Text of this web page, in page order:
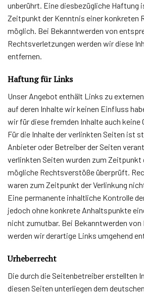
unberührt. Eine diesbezügliche Haftung
Zeitpunkt der Kenntnis einer konkreten
möglich. Bei Bekanntwerden von
Rechtsverletzungen werden wir diese
entfernen.
Haftung für Links
Unser Angebot enthält Links zu
auf deren Inhalte wir keinen Einfluss
wir für diese fremden Inhalte auch keine
Für die Inhalte der verlinkten Seiten ist
Anbieter oder Betreiber der Seiten
verlinkten Seiten wurden zum Zeitpunkt
mögliche Rechtsverstöße überprüft.
waren zum Zeitpunkt der Verlinkung
Eine permanente inhaltliche Kontrolle
jedoch ohne konkrete Anhaltspunkte
nicht zumutbar. Bei Bekanntwerden
werden wir derartige Links umgehend
Urheberrecht
Die durch die Seitenbetreiber erstellten
diesen Seiten unterliegen dem